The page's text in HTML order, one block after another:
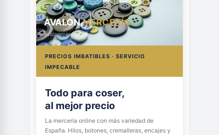
AVALONMERCERÍA
avalonmerceria.es
PRECIOS IMBATIBLES · SERVICIO
IMPECABLE
Todo para coser,
al mejor precio
La mercería online con más variedad de
España. Hilos, botones, cremalleras, encajes y